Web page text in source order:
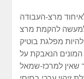
מרצ-העבודה
להקמת מרצ
להיות מפלגת בוטיק
המונים הנאבקת על
שאין למרכז-שמאל